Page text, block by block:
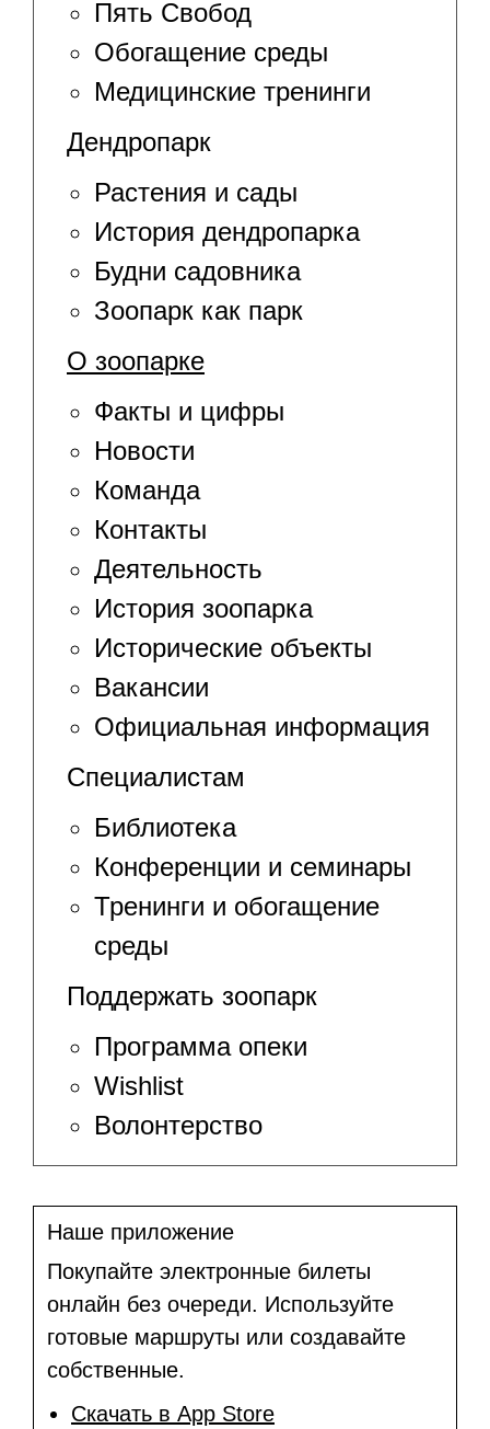
Пять Свобод
Обогащение среды
Медицинские тренинги
Дендропарк
Растения и сады
История дендропарка
Будни садовника
Зоопарк как парк
О зоопарке
Факты и цифры
Новости
Команда
Контакты
Деятельность
История зоопарка
Исторические объекты
Вакансии
Официальная информация
Специалистам
Библиотека
Конференции и семинары
Тренинги и обогащение
среды
Поддержать зоопарк
Программа опеки
Wishlist
Волонтерство
Наше приложение
Покупайте электронные билеты
онлайн без очереди. Используйте
готовые маршруты или создавайте
собственные.
Скачать в App Store